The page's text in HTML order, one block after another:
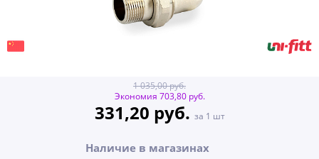
1 035,00 руб.
Экономия 703,80 руб.
331,20 руб. за 1 шт
Наличие в магазинах